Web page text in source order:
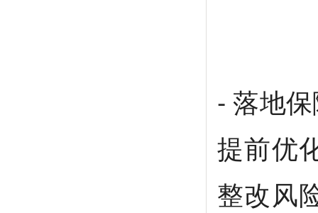
- 落地
提前优
整改风